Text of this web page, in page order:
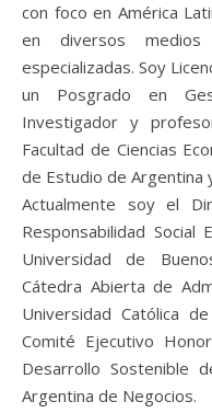
con foco en América
en diversos
especializadas. Soy
un Posgrado en
Investigador y
Facultad de Ciencias
de Estudio de Argentina
Actualmente soy el
Responsabilidad Social
Universidad de
Cátedra Abierta de
Universidad Católica
Comité Ejecutivo
Desarrollo Sostenible
Argentina de Negocios.